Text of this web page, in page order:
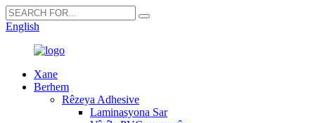
English
Xane
Berhem
Rêzeya Adhesive
Laminasyona Sar